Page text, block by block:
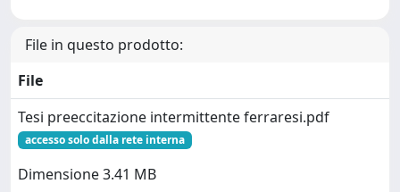
File in questo prodotto:
File
Tesi preeccitazione intermittente ferraresi.pdf
accesso solo dalla rete interna
Dimensione 3.41 MB